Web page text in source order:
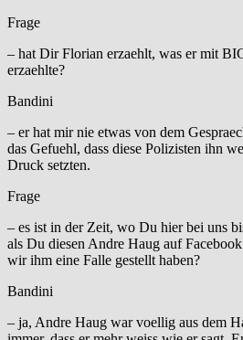
Frage
– hat Dir Florian erzaehlt, was er mit
erzaehlte?
Bandini
– er hat mir nie etwas von dem
das Gefuehl, dass diese Polizisten ihn
Druck setzten.
Frage
– es ist in der Zeit, wo Du hier bei uns
als Du diesen Andre Haug auf
wir ihm eine Falle gestellt haben?
Bandini
– ja, Andre Haug war voellig aus dem